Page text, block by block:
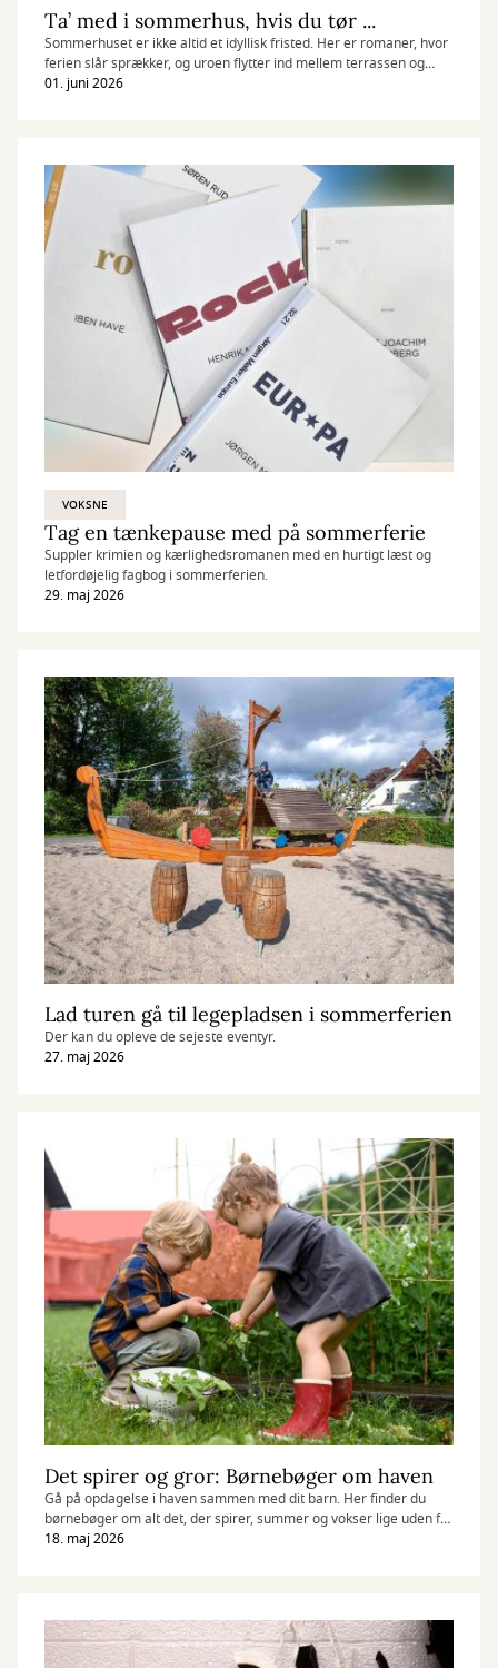
Ta’ med i sommerhus, hvis du tør ...
Sommerhuset er ikke altid et idyllisk fristed. Her er romaner, hvor
ferien slår sprækker, og uroen flytter ind mellem terrassen og
havudsigten.
01. juni 2026
VOKSNE
Tag en tænkepause med på sommerferie
Suppler krimien og kærlighedsromanen med en hurtigt læst og
letfordøjelig fagbog i sommerferien.
29. maj 2026
Lad turen gå til legepladsen i sommerferien
Der kan du opleve de sejeste eventyr.
27. maj 2026
Det spirer og gror: Børnebøger om haven
Gå på opdagelse i haven sammen med dit barn. Her finder du
børnebøger om alt det, der spirer, summer og vokser lige uden for
døren.
18. maj 2026